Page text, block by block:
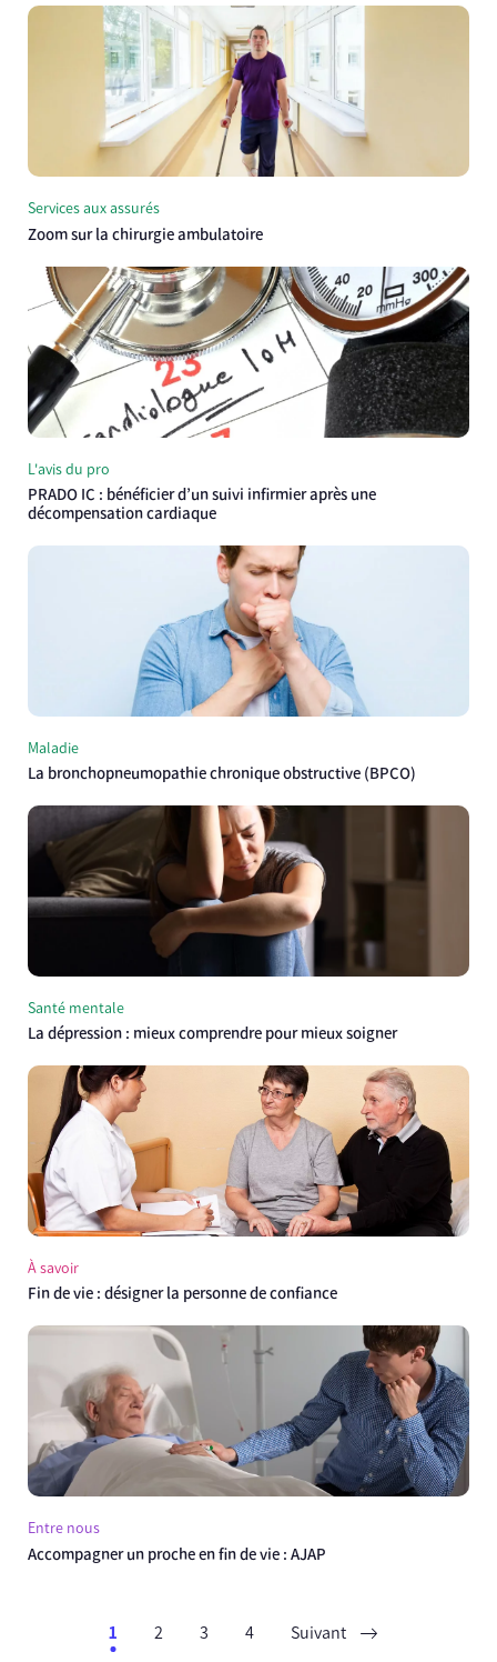
Services aux assurés
Zoom sur la chirurgie ambulatoire
L'avis du pro
PRADO IC : bénéficier d’un suivi infirmier après une
décompensation cardiaque
Maladie
La bronchopneumopathie chronique obstructive (BPCO)
Santé mentale
La dépression : mieux comprendre pour mieux soigner
À savoir
Fin de vie : désigner la personne de confiance
Entre nous
Accompagner un proche en fin de vie : AJAP
1 2 3 4 Suivant